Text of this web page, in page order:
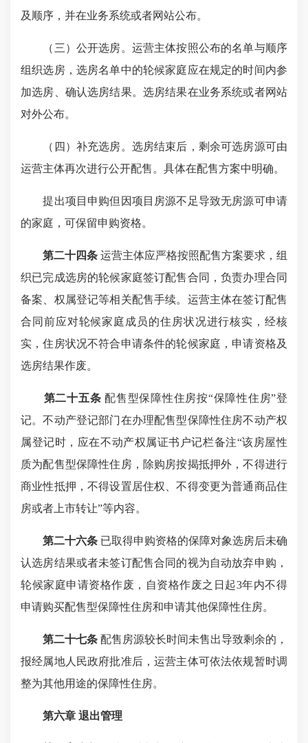
及顺序，并在业务系统或者网站公布。
（三）公开选房。运营主体按照公布的名单与顺序
组织选房，选房名单中的轮候家庭应在规定的时间内参
加选房、确认选房结果。选房结果在业务系统或者网站
对外公布。
（四）补充选房。选房结束后，剩余可选房源可由
运营主体再次进行公开配售。具体在配售方案中明确。
提出项目申购但因项目房源不足导致无房源可申请
的家庭，可保留申购资格。
第二十四条 运营主体应严格按照配售方案要求，组
织已完成选房的轮候家庭签订配售合同，负责办理合同
备案、权属登记等相关配售手续。运营主体在签订配售
合同前应对轮候家庭成员的住房状况进行核实，经核
实，住房状况不符合申请条件的轮候家庭，申请资格及
选房结果作废。
第二十五条 配售型保障性住房按“保障性住房”登
记。不动产登记部门在办理配售型保障性住房不动产权
属登记时，应在不动产权属证书户记栏备注“该房屋性
质为配售型保障性住房，除购房按揭抵押外，不得进行
商业性抵押，不得设置居住权、不得变更为普通商品住
房或者上市转让”等内容。
第二十六条 已取得申购资格的保障对象选房后未确
认选房结果或者未签订配售合同的视为自动放弃申购，
轮候家庭申请资格作废，自资格作废之日起3年内不得
申请购买配售型保障性住房和申请其他保障性住房。
第二十七条 配售房源较长时间未售出导致剩余的，
报经属地人民政府批准后，运营主体可依法依规暂时调
整为其他用途的保障性住房。
第六章 退出管理